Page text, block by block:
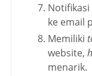
ke email
Memiliki
website,
menarik.